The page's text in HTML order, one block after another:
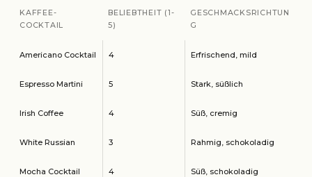
KAFFEE-
COCKTAIL
BELIEBTHEIT (1-
5)
GESCHMACKSRICHTUN
G
Americano Cocktail 4 Erfrischend, mild
Espresso Martini 5 Stark, süßlich
Irish Coffee 4 Süß, cremig
White Russian 3 Rahmig, schokoladig
Mocha Cocktail 4 Süß, schokoladig